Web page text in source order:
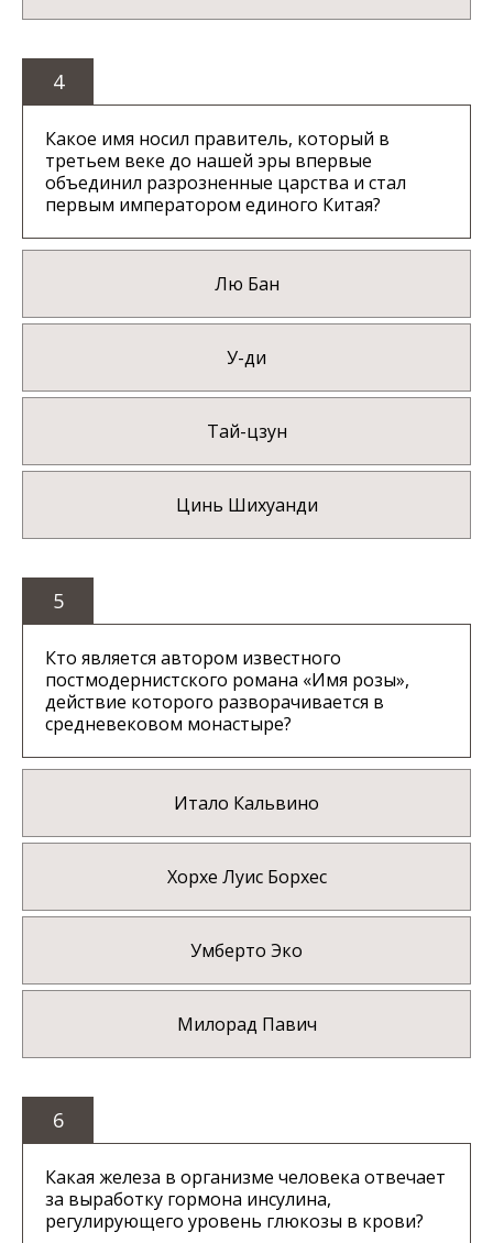
4
Какое имя носил правитель, который в
третьем веке до нашей эры впервые
объединил разрозненные царства и стал
первым императором единого Китая?
Лю Бан
У-ди
Тай-цзун
Цинь Шихуанди
5
Кто является автором известного
постмодернистского романа «Имя розы»,
действие которого разворачивается в
средневековом монастыре?
Итало Кальвино
Хорхе Луис Борхес
Умберто Эко
Милорад Павич
6
Какая железа в организме человека отвечает
за выработку гормона инсулина,
регулирующего уровень глюкозы в крови?